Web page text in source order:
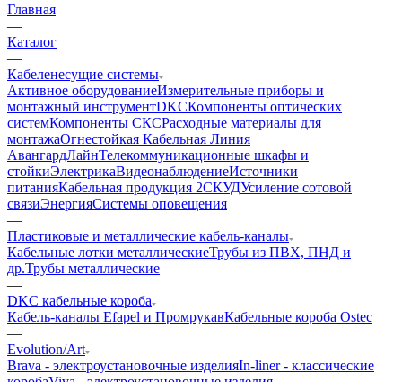
Главная
—
Каталог
—
Кабеленесущие системы
Активное оборудованиеИзмерительные приборы и
монтажный инструментDKCКомпоненты оптических
системКомпоненты СКСРасходные материалы для
монтажаОгнестойкая Кабельная Линия
АвангардЛайнТелекоммуникационные шкафы и
стойкиЭлектрикаВидеонаблюдениеИсточники
питанияКабельная продукция 2СКУДУсиление сотовой
связиЭнергияСистемы оповещения
—
Пластиковые и металлические кабель-каналы
Кабельные лотки металлическиеТрубы из ПВХ, ПНД и
др.Трубы металлические
—
DKC кабельные короба
Кабель-каналы Efapel и ПромрукавКабельные короба Ostec
—
Evolution/Art
Brava - электроустановочные изделияIn-liner - классические